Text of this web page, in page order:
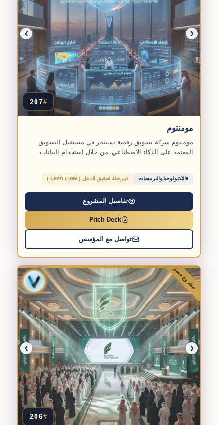
❮
❯
#
207
مومنتوم
مومنتوم شركة تسويق رقمية تستثمر في مستقبل التسويق
المعتمد على الذكاء الاصطناعي، من خلال استخدام البيانات
التكنولوجيا والبرمجيات مرحلة تحقيق الدخل ( Cash Flow )
تفاصيل المشروع
Pitch Deck
تواصل مع المؤسس
مشروع مميز
❮
❯
#
206